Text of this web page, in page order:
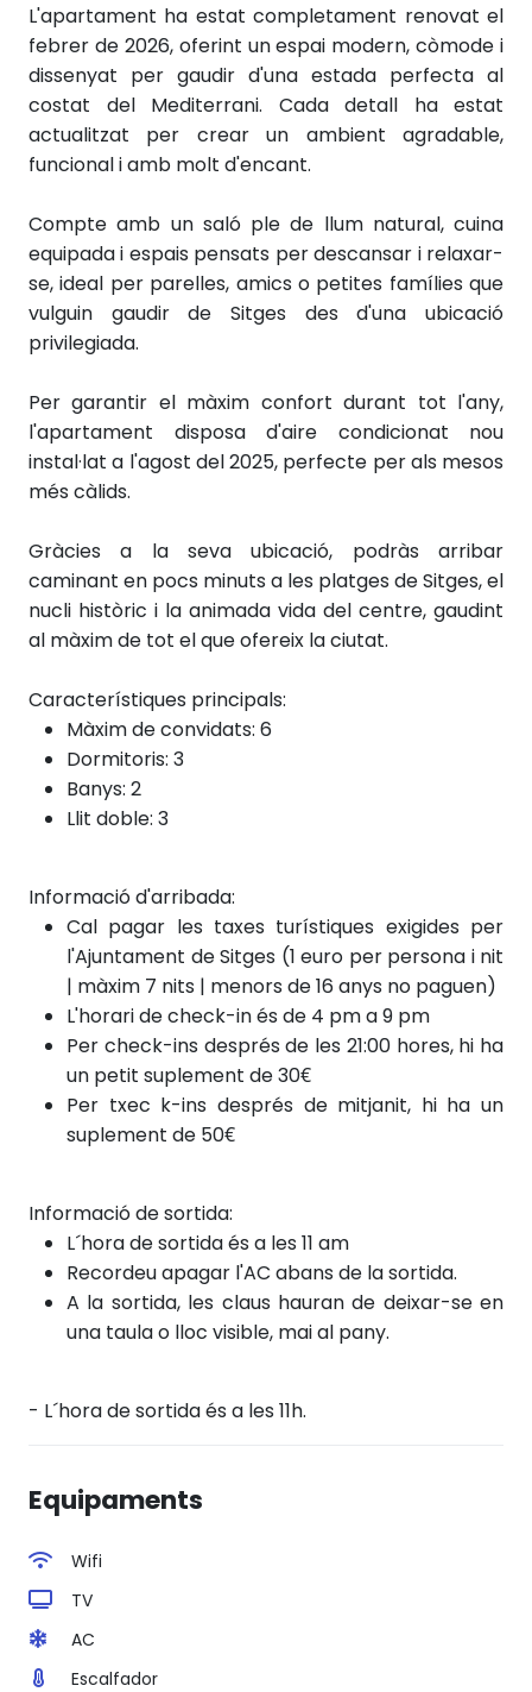
L'apartament ha estat completament renovat el
febrer de 2026, oferint un espai modern, còmode i
dissenyat per gaudir d'una estada perfecta al
costat del Mediterrani. Cada detall ha estat
actualitzat per crear un ambient agradable,
funcional i amb molt d'encant.
Compte amb un saló ple de llum natural, cuina
equipada i espais pensats per descansar i relaxar-
se, ideal per parelles, amics o petites famílies que
vulguin gaudir de Sitges des d'una ubicació
privilegiada.
Per garantir el màxim confort durant tot l'any,
l'apartament disposa d'aire condicionat nou
instal·lat a l'agost del 2025, perfecte per als mesos
més càlids.
Gràcies a la seva ubicació, podràs arribar
caminant en pocs minuts a les platges de Sitges, el
nucli històric i la animada vida del centre, gaudint
al màxim de tot el que ofereix la ciutat.
Característiques principals:
Màxim de convidats: 6
Dormitoris: 3
Banys: 2
Llit doble: 3
Informació d'arribada:
Cal pagar les taxes turístiques exigides per
l'Ajuntament de Sitges (1 euro per persona i nit
| màxim 7 nits | menors de 16 anys no paguen)
L'horari de check-in és de 4 pm a 9 pm
Per check-ins després de les 21:00 hores, hi ha
un petit suplement de 30€
Per txec k-ins després de mitjanit, hi ha un
suplement de 50€
Informació de sortida:
L´hora de sortida és a les 11 am
Recordeu apagar l'AC abans de la sortida.
A la sortida, les claus hauran de deixar-se en
una taula o lloc visible, mai al pany.
- L´hora de sortida és a les 11h.
Equipaments
Wifi
TV
AC
Escalfador